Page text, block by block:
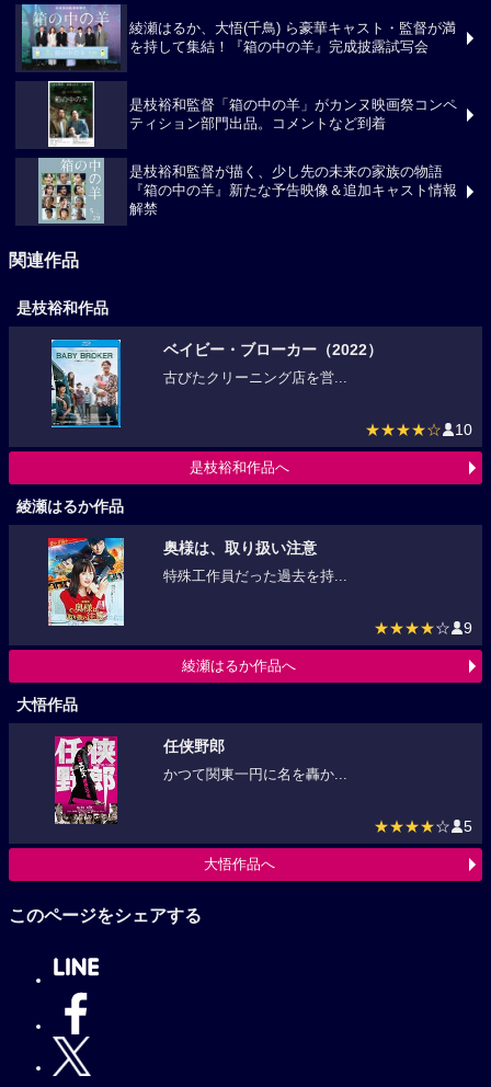
綾瀬はるか、大悟(千鳥) ら豪華キャスト・監督が満
を持して集結！『箱の中の羊』完成披露試写会
是枝裕和監督「箱の中の羊」がカンヌ映画祭コンペ
ティション部門出品。コメントなど到着
是枝裕和監督が描く、少し先の未来の家族の物語
『箱の中の羊』新たな予告映像＆追加キャスト情報
解禁
関連作品
是枝裕和作品
ベイビー・ブローカー（2022）
古びたクリーニング店を営...
★★★★☆ 10
是枝裕和作品へ
綾瀬はるか作品
奥様は、取り扱い注意
特殊工作員だった過去を持...
★★★★ ☆ 9
綾瀬はるか作品へ
大悟作品
任侠野郎
かつて関東一円に名を轟か...
★★★★ ☆ 5
大悟作品へ
このページをシェアする